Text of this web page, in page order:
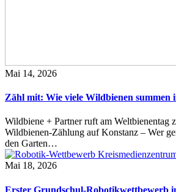
Mai 14, 2026
Zähl mit: Wie viele Wildbienen summen
Wildbiene + Partner ruft am Weltbienentag
Wildbienen-Zählung auf Konstanz – Wer
den Garten…
Mai 18, 2026
Erster Grundschul-Robotikwettbewerb